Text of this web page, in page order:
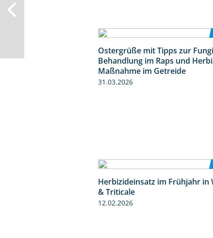
Ostergrüße mit Tipps zur
Behandlung im Raps und
Maßnahme im Getreide
31.03.2026
Herbizideinsatz im Frühjahr in
& Triticale
12.02.2026